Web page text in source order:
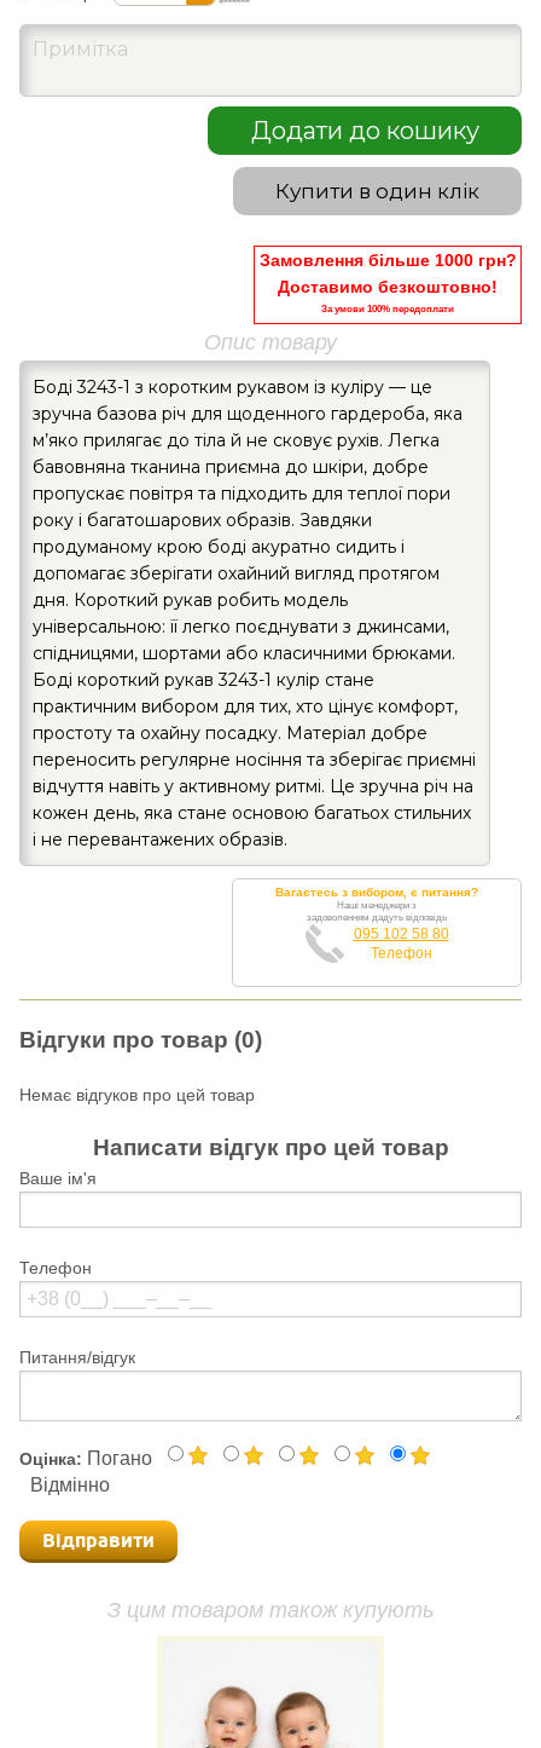
Додати до кошику
Купити в один клік
Замовлення більше 1000 грн?
Доставимо безкоштовно!
За умови 100% передоплати
Опис товару
Боді 3243-1 з коротким рукавом із куліру — це
зручна базова річ для щоденного гардероба, яка
м’яко прилягає до тіла й не сковує рухів. Легка
бавовняна тканина приємна до шкіри, добре
пропускає повітря та підходить для теплої пори
року і багатошарових образів. Завдяки
продуманому крою боді акуратно сидить і
допомагає зберігати охайний вигляд протягом
дня. Короткий рукав робить модель
універсальною: її легко поєднувати з джинсами,
спідницями, шортами або класичними брюками.
Боді короткий рукав 3243-1 кулір стане
практичним вибором для тих, хто цінує комфорт,
простоту та охайну посадку. Матеріал добре
переносить регулярне носіння та зберігає приємні
відчуття навіть у активному ритмі. Це зручна річ на
кожен день, яка стане основою багатьох стильних
і не перевантажених образів.
Вагаєтесь з вибором, є питання?
Наші менеджери з
задоволенням дадуть відповідь
095 102 58 80
Телефон
Відгуки про товар (0)
Немає відгуков про цей товар
Написати відгук про цей товар
Ваше ім'я
Телефон
Питання/відгук
Оцінка: Погано
Відмінно
Відправити
З цим товаром також купують